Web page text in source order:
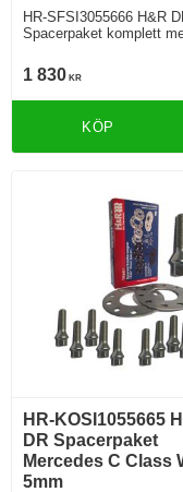
HR-SFSI3055666 H&R DR
Spacerpaket komplett
Class W206 Tjocklek spacer
15mm
1 830 KR
KÖP
HR-KOSI1055665
DR Spacerpaket
Mercedes C Class
5mm